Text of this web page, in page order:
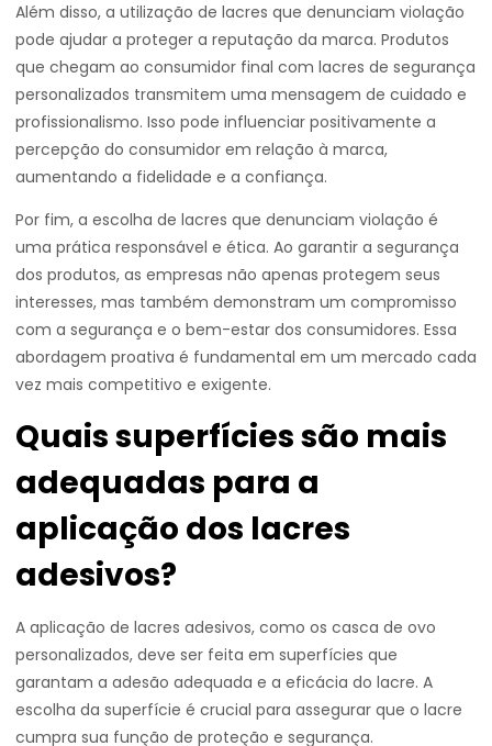
Além disso, a utilização de lacres que denunciam violação
pode ajudar a proteger a reputação da marca. Produtos
que chegam ao consumidor final com lacres de segurança
personalizados transmitem uma mensagem de cuidado e
profissionalismo. Isso pode influenciar positivamente a
percepção do consumidor em relação à marca,
aumentando a fidelidade e a confiança.
Por fim, a escolha de lacres que denunciam violação é
uma prática responsável e ética. Ao garantir a segurança
dos produtos, as empresas não apenas protegem seus
interesses, mas também demonstram um compromisso
com a segurança e o bem-estar dos consumidores. Essa
abordagem proativa é fundamental em um mercado cada
vez mais competitivo e exigente.
Quais superfícies são mais
adequadas para a
aplicação dos lacres
adesivos?
A aplicação de lacres adesivos, como os casca de ovo
personalizados, deve ser feita em superfícies que
garantam a adesão adequada e a eficácia do lacre. A
escolha da superfície é crucial para assegurar que o lacre
cumpra sua função de proteção e segurança.